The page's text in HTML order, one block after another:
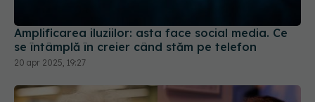
20 apr 2025, 19:27